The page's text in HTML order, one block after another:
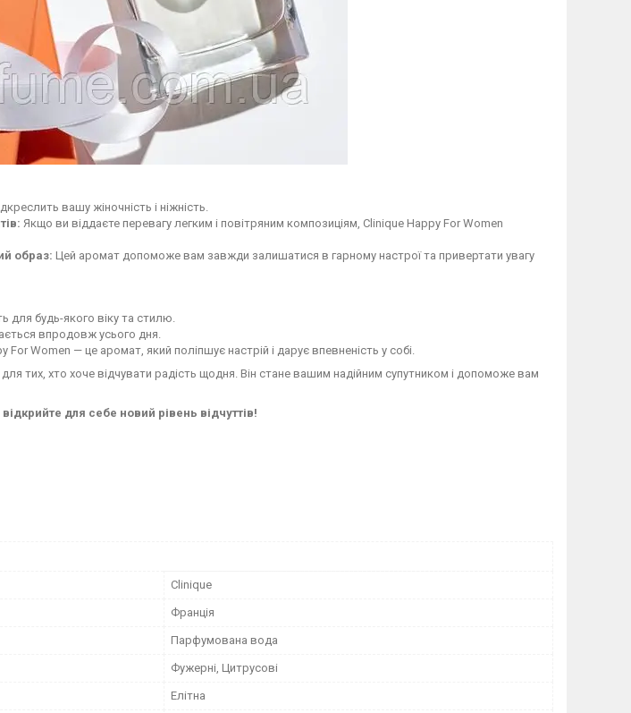
вашу жіночність і ніжність.
Якщо ви віддаєте перевагу легким і повітряним композиціям, Clinique Happy For Women
образ: Цей аромат допоможе вам завжди залишатися в гарному настрої та привертати увагу
для будь-якого віку та стилю.
впродовж усього дня.
For Women — це аромат, який поліпшує настрій і дарує впевненість у собі.
тих, хто хоче відчувати радість щодня. Він стане вашим надійним супутником і допоможе вам
для себе новий рівень відчуттів!
Clinique
Франція
Парфумована вода
Фужерні, Цитрусові
Елітна